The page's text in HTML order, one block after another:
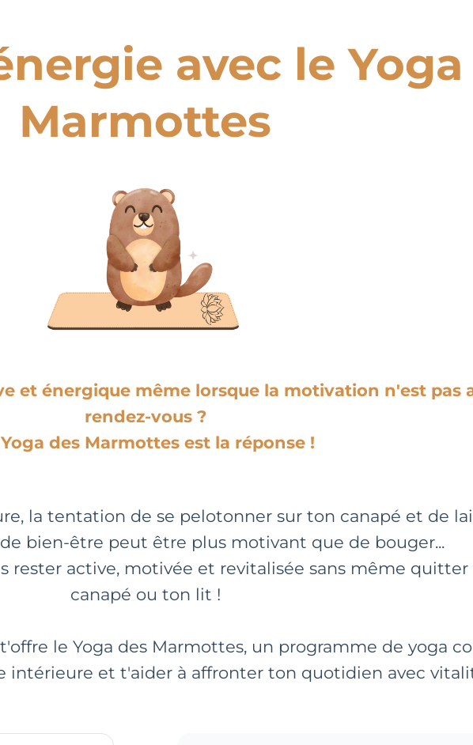
avec le
Marmottes
et énergique même lorsque la motivation n'est pas
rendez-vous ?
des Marmottes est la réponse !
la tentation de se pelotonner sur ton canapé et de
bien-être peut être plus motivant que de bouger...
rester active, motivée et revitalisée sans même
canapé ou ton lit !
le Yoga des Marmottes, un programme de yoga
intérieure et t'aider à affronter ton quotidien avec